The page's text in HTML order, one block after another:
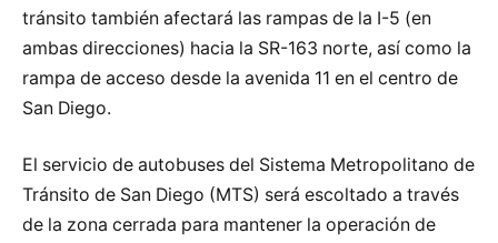
tránsito también afectará las rampas de la I-5 (en
ambas direcciones) hacia la SR-163 norte, así como la
rampa de acceso desde la avenida 11 en el centro de
San Diego.
El servicio de autobuses del Sistema Metropolitano de
Tránsito de San Diego (MTS) será escoltado a través
de la zona cerrada para mantener la operación de